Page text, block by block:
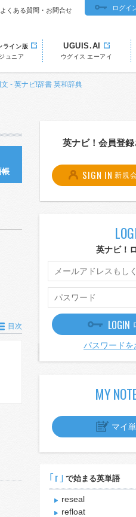
よくある質問・お問合せ ログイ
ライン版
ュニア
UGUIS.AI
ウグイス エーアイ
- 英ナビ!辞書 英和辞典
帳
目次
英ナビ！会員登
SIGN IN 新規
英ナビ！
LOGIN
パスワードを
MY
マイ
｢r｣ で始まる英単語
reseal
refloat